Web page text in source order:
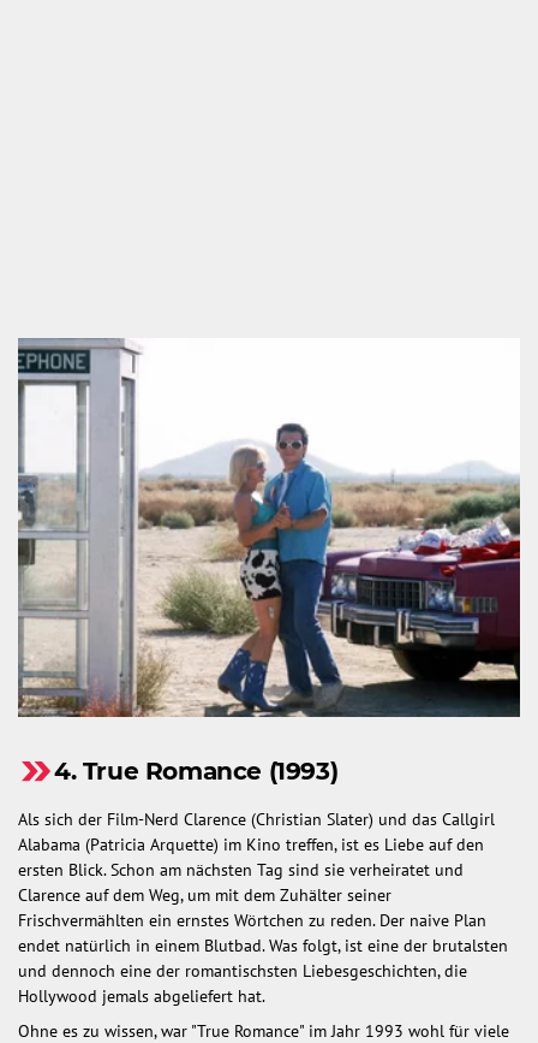
4. True Romance (1993)
Als sich der Film-Nerd Clarence (Christian Slater) und das Callgirl
Alabama (Patricia Arquette) im Kino treffen, ist es Liebe auf den
ersten Blick. Schon am nächsten Tag sind sie verheiratet und
Clarence auf dem Weg, um mit dem Zuhälter seiner
Frischvermählten ein ernstes Wörtchen zu reden. Der naive Plan
endet natürlich in einem Blutbad. Was folgt, ist eine der brutalsten
und dennoch eine der romantischsten Liebesgeschichten, die
Hollywood jemals abgeliefert hat.
Ohne es zu wissen, war "True Romance" im Jahr 1993 wohl für viele